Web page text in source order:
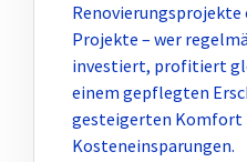
Renovierungsprojekte
Projekte – wer
investiert, profitiert
einem gepflegten
gesteigerten Komfort
Kosteneinsparungen.